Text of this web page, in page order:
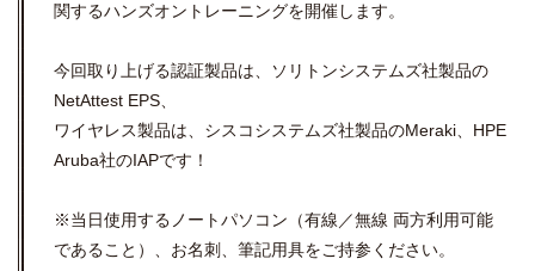
関するハンズオントレーニングを開催します。
今回取り上げる認証製品は、ソリトンシステムズ社製品の
NetAttest EPS、
ワイヤレス製品は、シスコシステムズ社製品のMeraki、HPE
Aruba社のIAPです！
※当日使用するノートパソコン（有線／無線 両方利用可能
であること）、お名刺、筆記用具をご持参ください。